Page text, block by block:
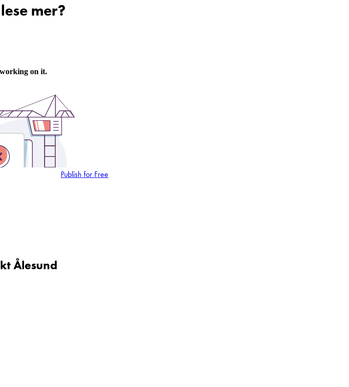
reCAPTCHA og Google
for bruker gjeldende.
mer?
Publish for Free
Ålesund